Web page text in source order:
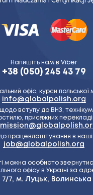
Напишіть нам в Viber
+38 (050) 245 43 79
офіс, курси польської
info@globalpolish.org
щодо вступу до ВНЗ,
присяжних
працевлаштування в
job@globalpolish.org
можна особисто
офісу в Україні за
7/7, м. Луцьк,